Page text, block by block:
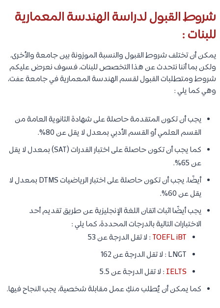
شروط القبول لدراسة الهندسة المعمارية
للبنات :
يمكن أن تختلف شروط القبول والنسبة الموزونة بين جامعة والأخرى،
ولكن بما أننا نتحدث عن هذا التخصص للبنات، فسوف نعرض عليكم
شروط ومتطلبات القبول لقسم الهندسة المعمارية في جامعة عفت،
وهي كما يلي :
يجب أن تكون المتقدمة حاصلة على شهادة الثانوية العامة من
القسم العلمي أو القسم الأدبي بمعدل لا يقل عن 80%.
كما يجب أن تكون حاصلة على اختبار القدرات (SAT) بمعدل لا يقل
عن 65%.
أيضًا، يجب أن تكون حاصلة على اختبار الرياضيات DTMS بمعدل لا
يقل عن 60%.
يجب أيضًا اثبات اتقان اللغة الإنجليزية عن طريق تقديم أحد
الاختبارات التالية بالدرجات المحددة، كما يلي :
TOEFL iBT : لا تقل الدرجة عن 53
LNGT : لا تقل الدرجة عن 162
IELTS : لا تقل الدرجة عن 5.5
كما يمكن أن يُطلب منكِ عمل مقابلة شخصية، يجب النجاح فيها.